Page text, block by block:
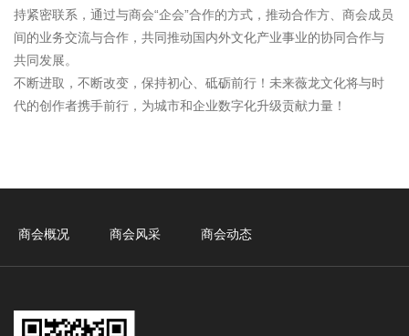
持紧密联系，通过与商会“企会”合作的方式，推动合作方、商会成员
间的业务交流与合作，共同推动国内外文化产业事业的协同合作与
共同发展。
不断进取，不断改变，保持初心、砥砺前行！未来薇龙文化将与时
代的创作者携手前行，为城市和企业数字化升级贡献力量！
商会概况 商会风采 商会动态